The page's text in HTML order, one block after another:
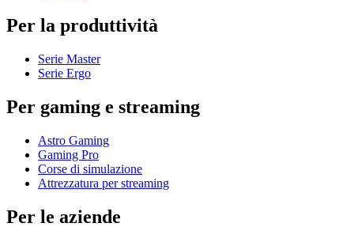
Per la produttività
Serie Master
Serie Ergo
Per gaming e streaming
Astro Gaming
Gaming Pro
Corse di simulazione
Attrezzatura per streaming
Per le aziende